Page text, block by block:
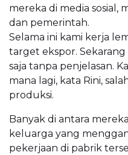
mereka di media
dan pemerintah.
Selama ini kami kerja
target ekspor.
saja tanpa penjelasan.
mana lagi, kata Rini,
produksi.
Banyak di antara
keluarga yang
pekerjaan di pabrik